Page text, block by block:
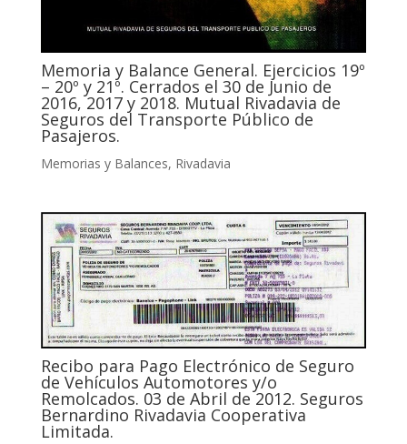
Memoria y Balance General. Ejercicios 19º
– 20º y 21º. Cerrados el 30 de Junio de
2016, 2017 y 2018. Mutual Rivadavia de
Seguros del Transporte Público de
Pasajeros.
Memorias y Balances, Rivadavia
Recibo para Pago Electrónico de Seguro
de Vehículos Automotores y/o
Remolcados. 03 de Abril de 2012. Seguros
Bernardino Rivadavia Cooperativa
Limitada.